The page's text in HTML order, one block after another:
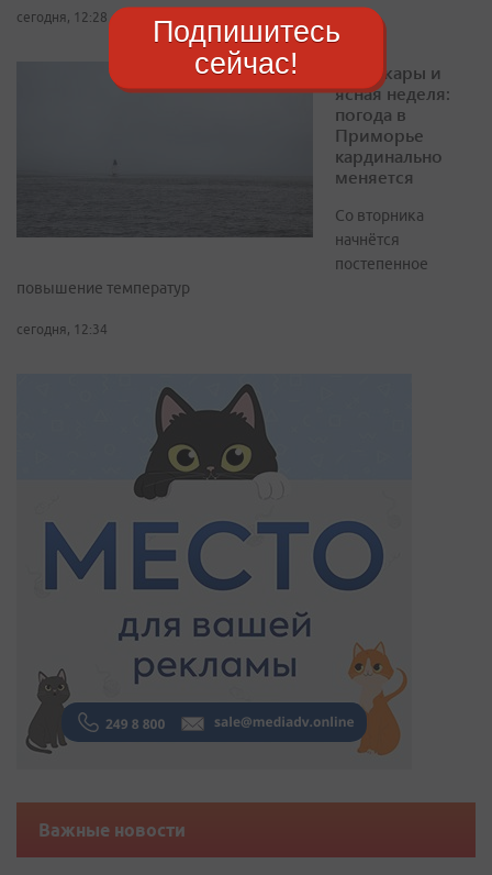
сегодня, 12:28
Спад жары и
ясная неделя:
погода в
Приморье
кардинально
меняется
Со вторника
начнётся
постепенное
повышение температур
сегодня, 12:34
Важные новости
Подпишитесь
сейчас!